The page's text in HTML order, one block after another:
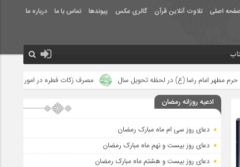
اصلی تلاوت آنلاین قرآن گالری عکس پیوندها تماس با ما درباره ما
لحظه تحویل سال مصرف زکات فطره در امور فرهنگی جلوه‌های بزرگ
ادعیه روزانه رمضان
دعای روز سی ام ماه مبارک رمضان
دعای روز بیست و نهم ماه مبارک رمضان
دعای روز بیست و هشتم ماه مبارک رمضان